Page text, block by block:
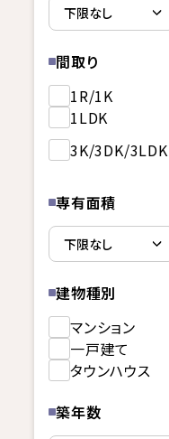
間取り
1R/1K
1LDK
3K/3DK/3LDK
専有面積
建物種別
マンション
一戸建て
タウンハウス
築年数